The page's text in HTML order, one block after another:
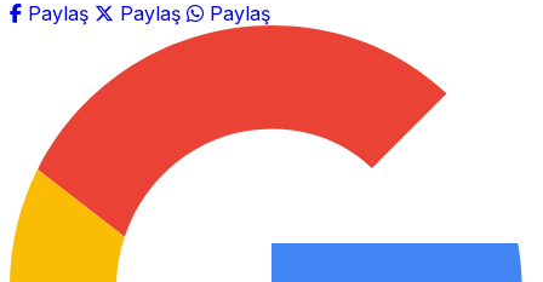
Paylaş Paylaş Paylaş